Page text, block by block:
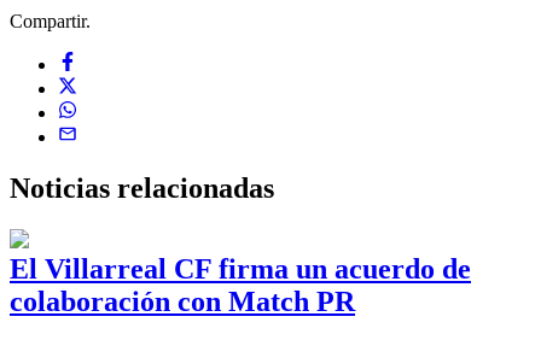
Compartir.
Noticias relacionadas
El Villarreal CF firma un acuerdo de
colaboración con Match PR